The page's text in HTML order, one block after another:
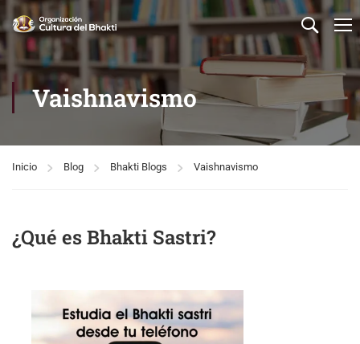
Vaishnavismo
Inicio Blog Bhakti Blogs Vaishnavismo
¿Qué es Bhakti Sastri?